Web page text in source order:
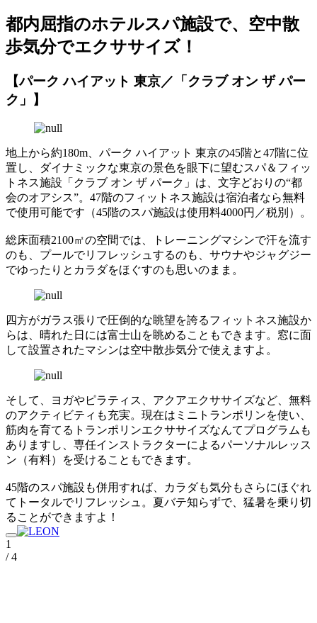
都内屈指のホテルスパ施設で、空中散
歩気分でエクササイズ！
【パーク ハイアット 東京／「クラブ オン ザ パー
ク」】
地上から約180m、パーク ハイアット 東京の45階と47階に位
置し、ダイナミックな東京の景色を眼下に望むスパ＆フィッ
トネス施設「クラブ オン ザ パーク」は、文字どおりの“都
会のオアシス”。47階のフィットネス施設は宿泊者なら無料
で使用可能です（45階のスパ施設は使用料4000円／税別）。
総床面積2100㎡の空間では、トレーニングマシンで汗を流す
のも、プールでリフレッシュするのも、サウナやジャグジー
でゆったりとカラダをほぐすのも思いのまま。
四方がガラス張りで圧倒的な眺望を誇るフィットネス施設か
らは、晴れた日には富士山を眺めることもできます。窓に面
して設置されたマシンは空中散歩気分で使えますよ。
そして、ヨガやピラティス、アクアエクササイズなど、無料
のアクティビティも充実。現在はミニトランポリンを使い、
筋肉を育てるトランポリンエクササイズなんてプログラムも
ありますし、専任インストラクターによるパーソナルレッス
ン（有料）を受けることもできます。
45階のスパ施設も併用すれば、カラダも気分もさらにほぐれ
てトータルでリフレッシュ。夏バテ知らずで、猛暑を乗り切
ることができますよ！
1
/ 4